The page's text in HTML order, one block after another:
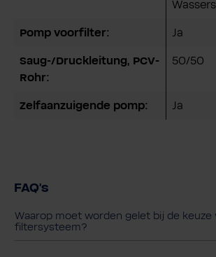
Pomp voorfilter: Ja
Saug-/Druckleitung, PCV-
Rohr:
50/50
Zelfaanzuigende pomp: Ja
FAQ's
Waarop moet worden gelet bij de keuze
filtersysteem?